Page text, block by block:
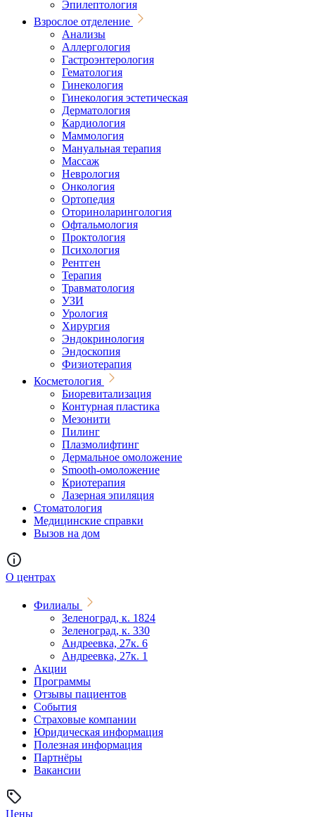
Эпилептология
Взрослое отделение
Анализы
Аллергология
Гастроэнтерология
Гематология
Гинекология
Гинекология эстетическая
Дерматология
Кардиология
Маммология
Мануальная терапия
Массаж
Неврология
Онкология
Ортопедия
Оториноларингология
Офтальмология
Проктология
Психология
Рентген
Терапия
Травматология
УЗИ
Урология
Хирургия
Эндокринология
Эндоскопия
Физиотерапия
Косметология
Биоревитализация
Контурная пластика
Мезонити
Пилинг
Плазмолифтинг
Дермальное омоложение
Smooth-омоложение
Криотерапия
Лазерная эпиляция
Стоматология
Медицинские справки
Вызов на дом
О центрах
Филиалы
Зеленоград, к. 1824
Зеленоград, к. 330
Андреевка, 27к. 6
Андреевка, 27к. 1
Акции
Программы
Отзывы пациентов
События
Страховые компании
Юридическая информация
Полезная информация
Партнёры
Вакансии
Цены